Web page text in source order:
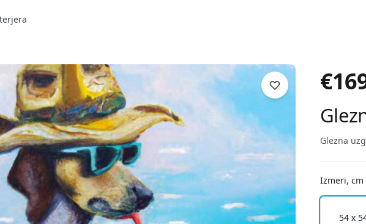
€
Glezna
Izmeri, cm
54 x